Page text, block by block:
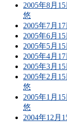
2005年8月
悠
2005年7月
2005年6月
2005年5月
2005年4月
2005年3月
2005年2月
悠
2005年1月
悠
2004年12月